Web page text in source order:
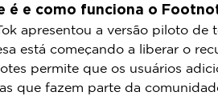
é e como funciona o
apresentou a versão piloto
está começando a liberar o
permite que os usuários
que fazem parte da